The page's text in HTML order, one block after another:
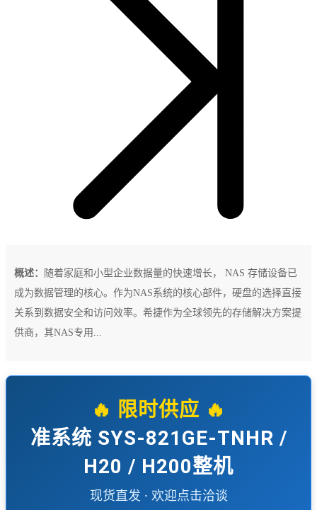
概述：
随着家庭和小型企业数据量的快速增长， NAS 存储设备已
成为数据管理的核心。作为NAS系统的核心部件，硬盘的选择直接
关系到数据安全和访问效率。希捷作为全球领先的存储解决方案提
供商，其NAS专用...
🔥 限时供应 🔥
准系统 SYS-821GE-TNHR /
H20 / H200整机
现货直发 · 欢迎点击洽谈